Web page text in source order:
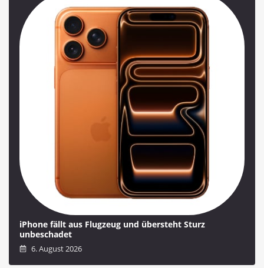
iPhone fällt aus Flugzeug und übersteht Sturz
unbeschadet
6. August 2026